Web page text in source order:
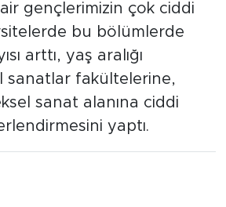
gençlerimizin çok ciddi
bu bölümlerde
arttı, yaş aralığı
sanatlar fakültelerine,
sanat alanına ciddi
yaptı.